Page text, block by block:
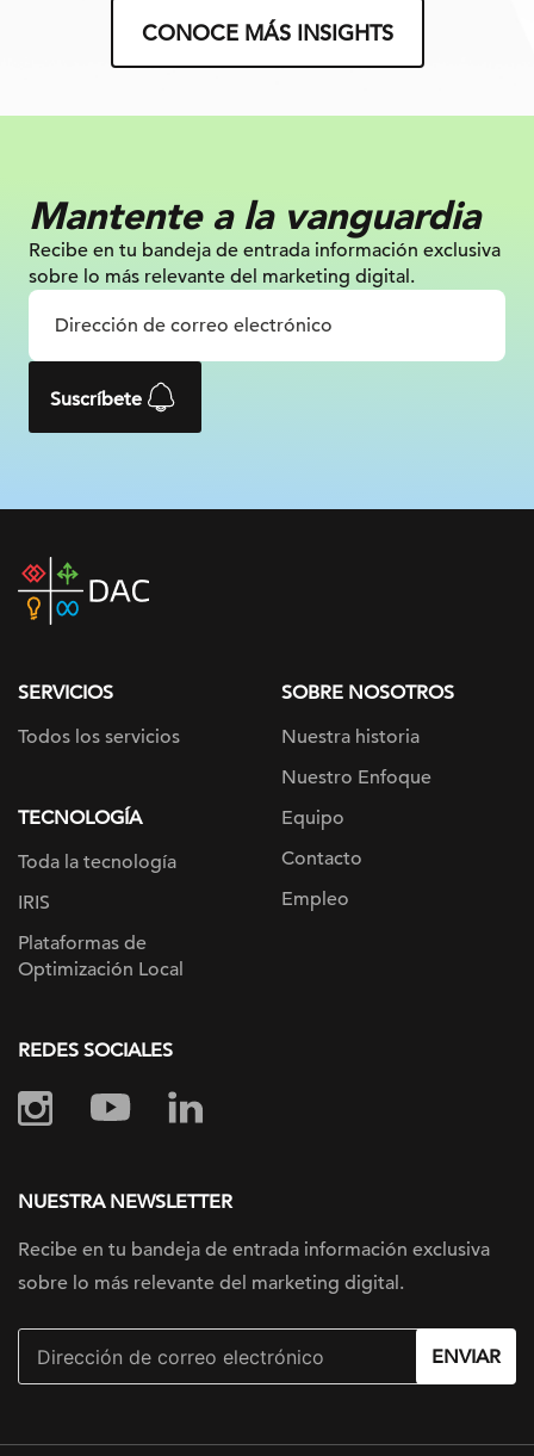
CONOCE MÁS INSIGHTS
Mantente a la vanguardia
Recibe en tu bandeja de entrada información exclusiva
sobre lo más relevante del marketing digital.
Suscríbete
DAC
home
SERVICIOS
Todos los servicios
TECNOLOGÍA
Toda la tecnología
IRIS
Plataformas de
Optimización Local
SOBRE NOSOTROS
Nuestra historia
Nuestro Enfoque
Equipo
Contacto
Empleo
REDES SOCIALES
NUESTRA NEWSLETTER
Recibe en tu bandeja de entrada información exclusiva
sobre lo más relevante del marketing digital.
ENVIAR